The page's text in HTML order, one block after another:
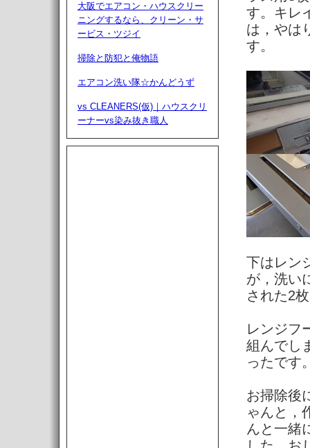
大阪でエアコン・ハウスクリー
ニングするなら、クリーン・サ
ービス・ツジイ
掃除と防犯と俺物語
エアコン洗い隊☆かんどうず
vs CLEANERS(仮)｜ハウスクリ
ーナーvs染み抜き職人
す。キレ
は，やは
す。
下はレン
が，洗い
された2
レンジフ
組んでし
ったです
お掃除後
ゃんと，
んと一緒